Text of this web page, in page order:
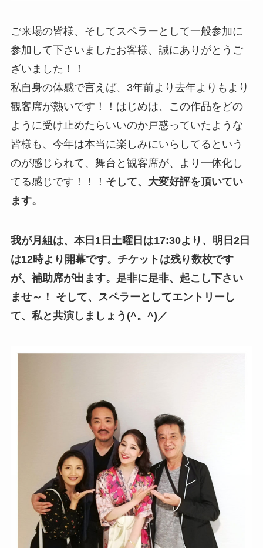
ご来場の皆様、そしてスペラーとして一般参加に
参加して下さいましたお客様、誠にありがとうご
ざいました！！
私自身の体感で言えば、3年前より去年よりもより
観客席が熱いです！！はじめは、この作品をどの
ように受け止めたらいいのか戸惑っていたような
皆様も、今年は本当に楽しみにいらしてるという
のが感じられて、舞台と観客席が、より一体化し
てる感じです！！！ そして、大変好評を頂いてい
ます。
我が月組は、本日1日土曜日は17:30より、明日2日
は12時より開幕です。 チケットは残り数枚です
が、補助席が出ます。 是非に是非、起こし下さい
ませ～！ そして、スペラーとしてエントリーし
て、私と共演しましょう(^。^)／